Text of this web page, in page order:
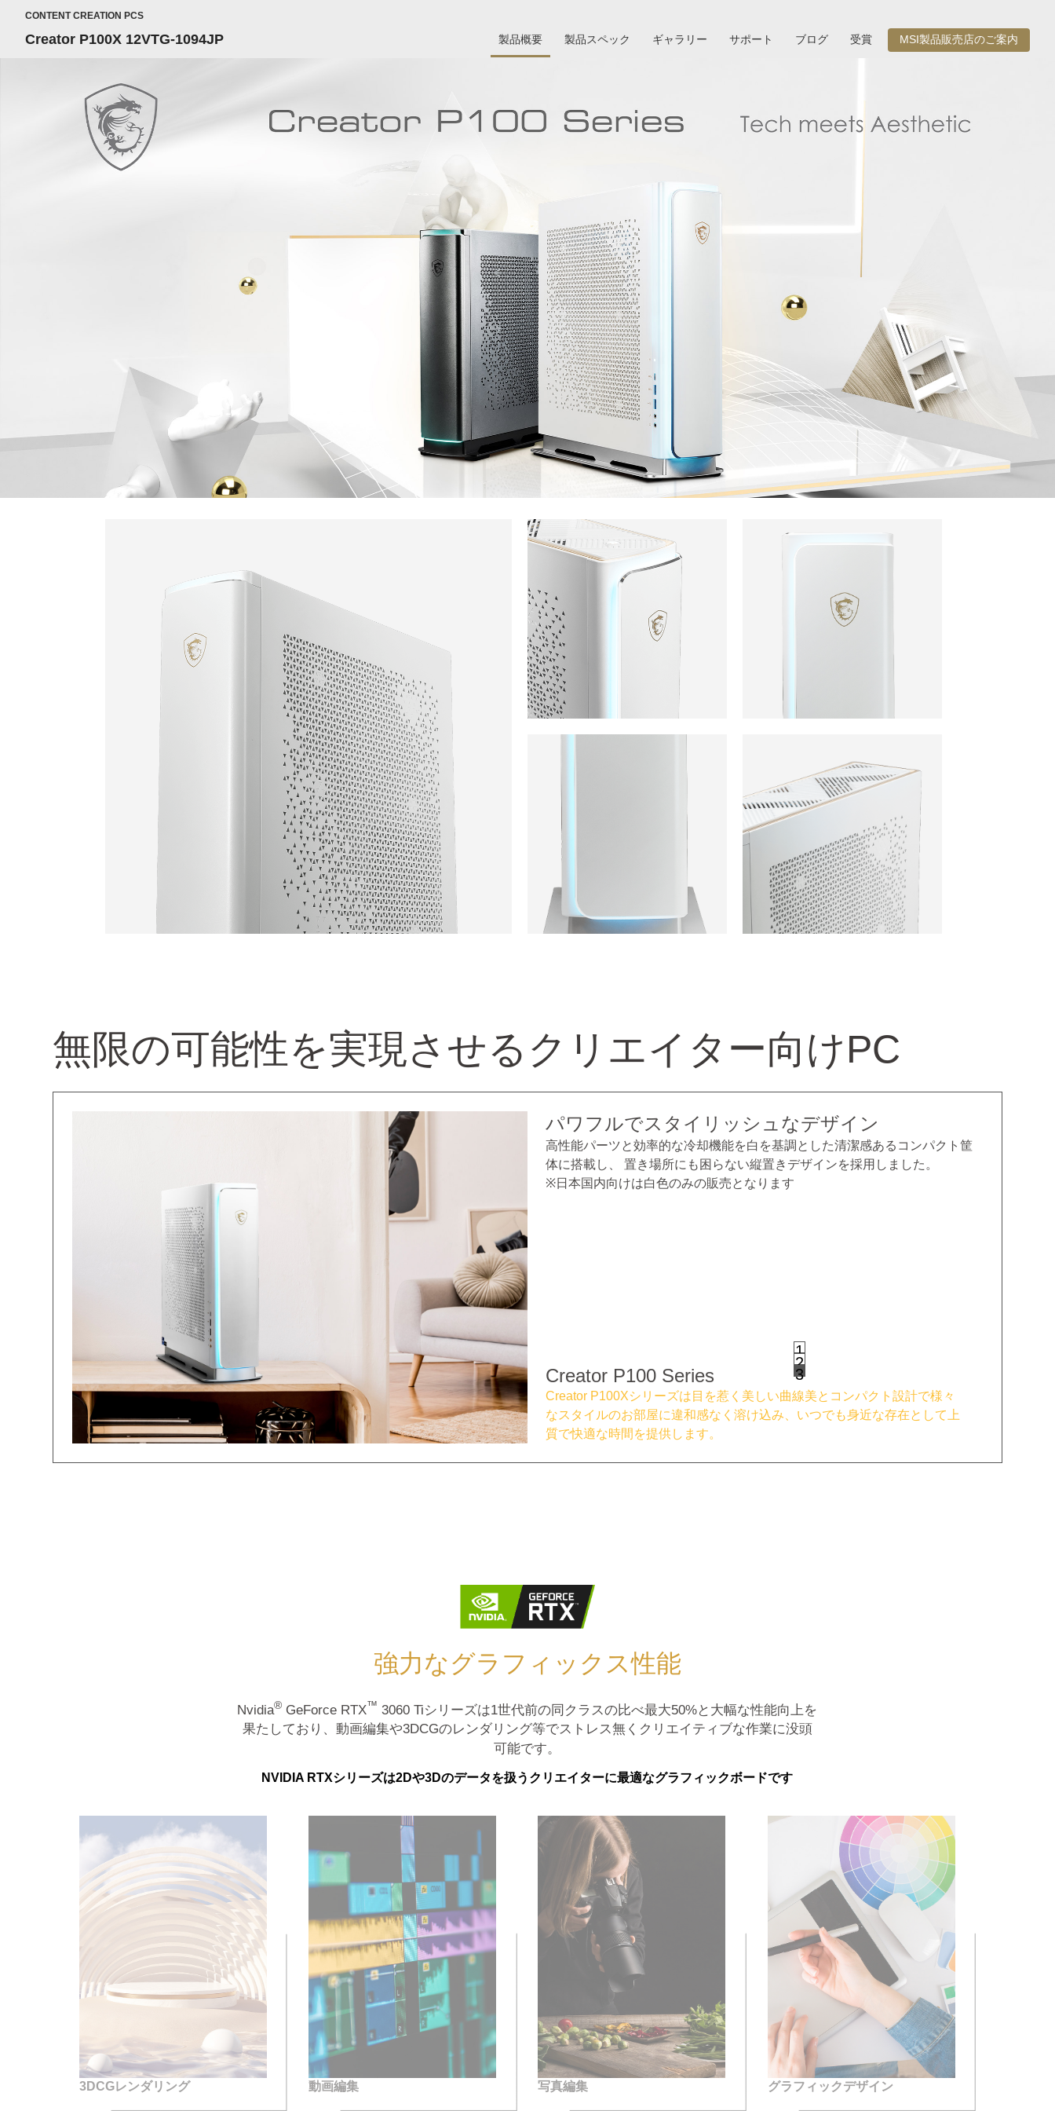
CONTENT CREATION PCS
Creator P100X 12VTG-1094JP 製品概要 製品スペック ギャラリー サポート ブログ 受賞 MSI製品販売店のご案内
無限の可能性を実現させるクリエイター向けPC
1
2
3
パワフルでスタイリッシュなデザイン
高性能パーツと効率的な冷却機能を白を基調とした清潔感あるコンパクト筐
体に搭載し、 置き場所にも困らない縦置きデザインを採用しました。
※日本国内向けは白色のみの販売となります
Creator P100 Series
Creator P100Xシリーズは目を惹く美しい曲線美とコンパクト設計で様々
なスタイルのお部屋に違和感なく溶け込み、いつでも身近な存在として上
質で快適な時間を提供します。
強力なグラフィックス性能
Nvidia® GeForce RTX™ 3060 Tiシリーズは1世代前の同クラスの比べ最大50%と大幅な性能向上を
果たしており、動画編集や3DCGのレンダリング等でストレス無くクリエイティブな作業に没頭
可能です。
NVIDIA RTXシリーズは2Dや3Dのデータを扱うクリエイターに最適なグラフィックボードです
3DCGレンダリング 動画編集 写真編集 グラフィックデザイン